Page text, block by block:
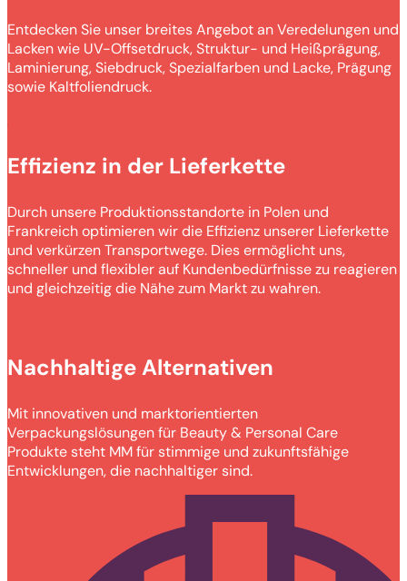
Entdecken Sie unser breites Angebot an Veredelungen und
Lacken wie UV-Offsetdruck, Struktur- und Heißprägung,
Laminierung, Siebdruck, Spezialfarben und Lacke, Prägung
sowie Kaltfoliendruck.
Effizienz in der Lieferkette
Durch unsere Produktionsstandorte in Polen und
Frankreich optimieren wir die Effizienz unserer Lieferkette
und verkürzen Transportwege. Dies ermöglicht uns,
schneller und flexibler auf Kundenbedürfnisse zu reagieren
und gleichzeitig die Nähe zum Markt zu wahren.
Nachhaltige Alternativen
Mit innovativen und marktorientierten
Verpackungslösungen für Beauty & Personal Care
Produkte steht MM für stimmige und zukunftsfähige
Entwicklungen, die nachhaltiger sind.